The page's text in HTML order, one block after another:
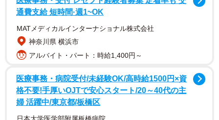
「この写真を見て、私も幸せになりました」
「とても素晴らしい光景ですね。こなつさんの安堵してい
る表情に癒されます。艶やかな毛並みがとても美しいで
す。幸せになれます」
通費支給 短時間·週1~OK
MATメディカルインターナショナル株式会社
神奈川県 横浜市
アルバイト・パート：時給1,400円～
医療事務・病院受付/未経験OK/高時給1500円×資
格不要!手厚いOJTで安心スタート/20～40代の主
婦 活躍中/東京都/板橋区